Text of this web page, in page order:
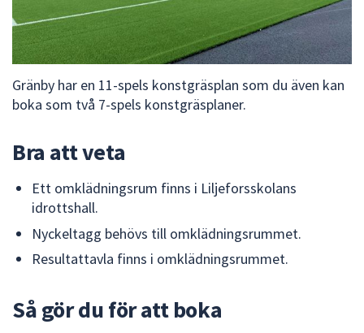
mellan
sökförslagen
och
enter
för
av
Gränby har en 11-spels konstgräsplan som du även kan
boka som två 7-spels konstgräsplaner.
Bra att veta
Ett omklädningsrum finns i Liljeforsskolans
idrottshall.
Nyckeltagg behövs till omklädningsrummet.
Resultattavla finns i omklädningsrummet.
Så gör du för att boka